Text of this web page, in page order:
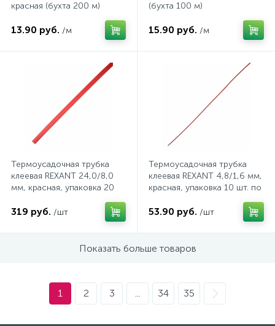
красная (бухта 200 м)
13.90 руб. /м
(бухта 100 м)
15.90 руб. /м
Термоусадочная трубка
клеевая REXANT 24,0/8,0
мм, красная, упаковка 20
319 руб. /шт
Термоусадочная трубка
клеевая REXANT 4,8/1,6 мм,
красная, упаковка 10 шт. по
53.90 руб. /шт
Показать больше товаров
1 2 3 ... 34 35
Розеточные колодки и катушки для удлинителей
Самозажимные клеммники и клеммные колодки
Сетевые кабели (витая пара)
Сетевые фильтры
Силовые разъемы
Скобы электроустановочные
Соединительные изолирующие зажимы
Стяжки и хомуты